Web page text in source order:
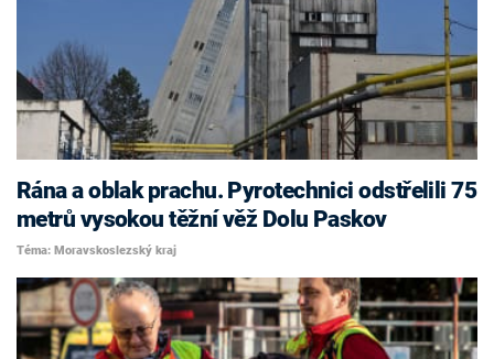
Rána a oblak prachu. Pyrotechnici odstřelili 75
metrů vysokou těžní věž Dolu Paskov
Téma: Moravskoslezský kraj